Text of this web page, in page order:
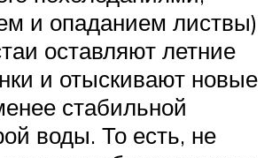
и опаданием листвы)
оставляют летние
и отыскивают новые
стабильной
воды. То есть, не